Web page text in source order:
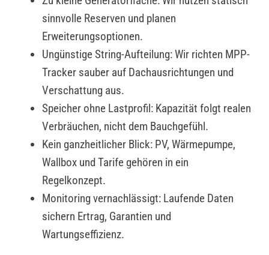
sinnvolle Reserven und planen
Erweiterungsoptionen.
Ungünstige String-Aufteilung: Wir richten MPP-
Tracker sauber auf Dachausrichtungen und
Verschattung aus.
Speicher ohne Lastprofil: Kapazität folgt realen
Verbräuchen, nicht dem Bauchgefühl.
Kein ganzheitlicher Blick: PV, Wärmepumpe,
Wallbox und Tarife gehören in ein
Regelkonzept.
Monitoring vernachlässigt: Laufende Daten
sichern Ertrag, Garantien und
Wartungseffizienz.